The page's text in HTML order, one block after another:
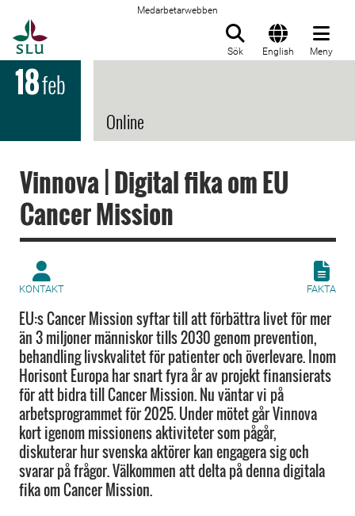
Medarbetarwebben
Sök English Meny
18feb
Online
Vinnova | Digital fika om EU
Cancer Mission
KONTAKT FAKTA
EU:s Cancer Mission syftar till att förbättra livet för mer
än 3 miljoner människor tills 2030 genom prevention,
behandling livskvalitet för patienter och överlevare. Inom
Horisont Europa har snart fyra år av projekt finansierats
för att bidra till Cancer Mission. Nu väntar vi på
arbetsprogrammet för 2025. Under mötet går Vinnova
kort igenom missionens aktiviteter som pågår,
diskuterar hur svenska aktörer kan engagera sig och
svarar på frågor. Välkommen att delta på denna digitala
fika om Cancer Mission.